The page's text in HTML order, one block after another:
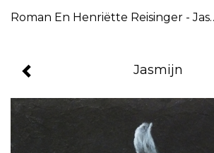
Roman En
Jasmijn